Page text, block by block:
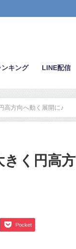
ンキング LINE配信
高方向へ動く展開に♪
きく円高方
Pocket